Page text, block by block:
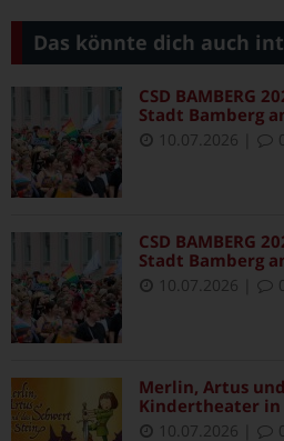
Das könnte dich auch
CSD BAMBERG
Stadt Bamberg
10.07.2026
CSD BAMBERG
Stadt Bamberg
10.07.2026
Merlin, Artus
Kindertheater
10.07.2026